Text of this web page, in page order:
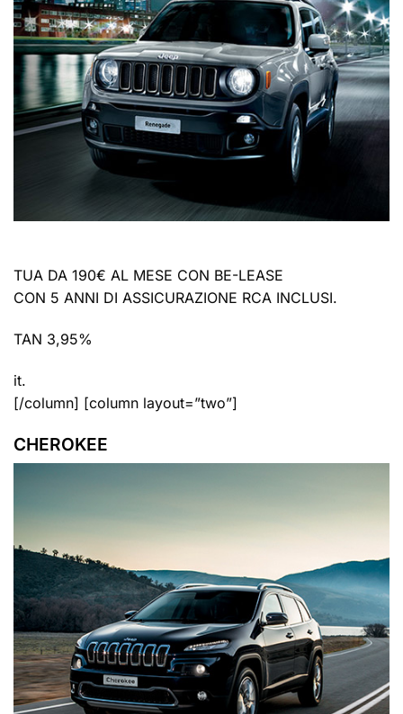
TUA DA 190€ AL MESE CON BE-LEASE
CON 5 ANNI DI ASSICURAZIONE RCA INCLUSI.
TAN 3,95%
it.
[/column] [column layout=”two”]
CHEROKEE